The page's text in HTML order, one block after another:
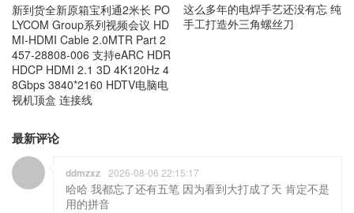
新到货全新原箱宝利通2米长 PO
LYCOM Group系列视频会议 HD
MI-HDMI Cable 2.0MTR Part 2
457-28808-006 支持eARC HDR
HDCP HDMI 2.1 3D 4K120Hz 4
8Gbps 3840*2160 HDTV电脑电
视机顶盒 连接线
这么多年的电焊手艺还没有忘 纯
手工打造外三角螺丝刀
最新评论
ddmzxz 2026-08-06 22:15:17
哈哈 我都忘了还有五笔 因为看到大打成了天 肯定不是
用的拼音